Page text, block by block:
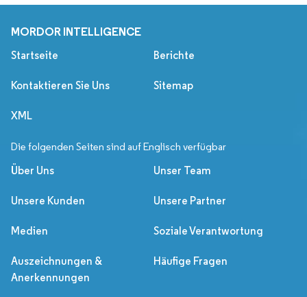
MORDOR INTELLIGENCE
Startseite Berichte
Kontaktieren Sie Uns Sitemap
XML
Die folgenden Seiten sind auf Englisch verfügbar
Über Uns Unser Team
Unsere Kunden Unsere Partner
Medien Soziale Verantwortung
Auszeichnungen &
Anerkennungen
Häufige Fragen